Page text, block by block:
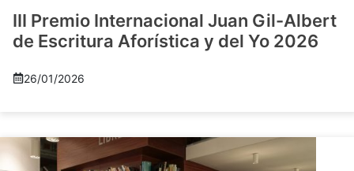
III Premio Internacional Juan Gil-Albert
de Escritura Aforística y del Yo 2026
26/01/2026